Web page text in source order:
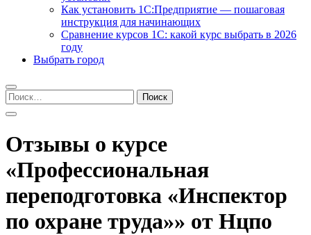
Как установить 1С:Предприятие — пошаговая
инструкция для начинающих
Сравнение курсов 1С: какой курс выбрать в 2026
году
Выбрать город
Найти:
Отзывы о курсе
«Профессиональная
переподготовка «Инспектор
по охране труда»» от Нцпо